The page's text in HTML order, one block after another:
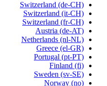
Switzerland (de-CH)
Switzerland (it-CH)
Switzerland (fr-CH)
Austria (de-AT)
Netherlands (nl-NL)
Greece (el-GR)
Portugal (pt-PT)
Finland (fi)
Sweden (sv-SE)
Norway (no)